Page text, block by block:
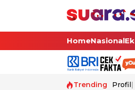
HomeNasional
Trending Profil